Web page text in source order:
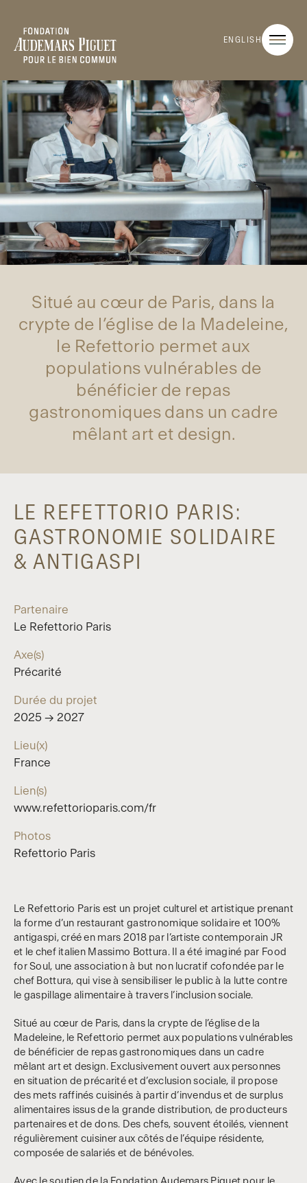
ENGLISH
Situé au cœur de Paris, dans la
crypte de l’église de la Madeleine,
le Refettorio permet aux
populations vulnérables de
bénéficier de repas
gastronomiques dans un cadre
mêlant art et design.
LE REFETTORIO PARIS:
GASTRONOMIE SOLIDAIRE
& ANTIGASPI
Partenaire
Le Refettorio Paris
Axe(s)
Précarité
Durée du projet
2025 → 2027
Lieu(x)
France
Lien(s)
www.refettorioparis.com/fr
Photos
Refettorio Paris
Le Refettorio Paris est un projet culturel et artistique prenant
la forme d’un restaurant gastronomique solidaire et 100%
antigaspi, créé en mars 2018 par l’artiste contemporain JR
et le chef italien Massimo Bottura. Il a été imaginé par Food
for Soul, une association à but non lucratif cofondée par le
chef Bottura, qui vise à sensibiliser le public à la lutte contre
le gaspillage alimentaire à travers l’inclusion sociale.
Situé au cœur de Paris, dans la crypte de l’église de la
Madeleine, le Refettorio permet aux populations vulnérables
de bénéficier de repas gastronomiques dans un cadre
mêlant art et design. Exclusivement ouvert aux personnes
en situation de précarité et d’exclusion sociale, il propose
des mets raffinés cuisinés à partir d’invendus et de surplus
alimentaires issus de la grande distribution, de producteurs
partenaires et de dons. Des chefs, souvent étoilés, viennent
régulièrement cuisiner aux côtés de l’équipe résidente,
composée de salariés et de bénévoles.